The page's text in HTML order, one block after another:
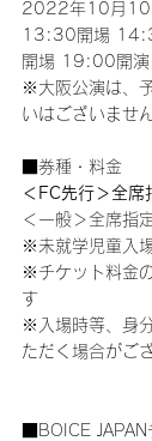
2022年10月10
13:30開場
開場 19:00開演
※大阪公演は、
いはございません
■券種・料金
＜FC先行＞全
＜一般＞全席指
※未就学児童入
※チケット料金
す
※入場時等、身
ただく場合がご
■BOICE